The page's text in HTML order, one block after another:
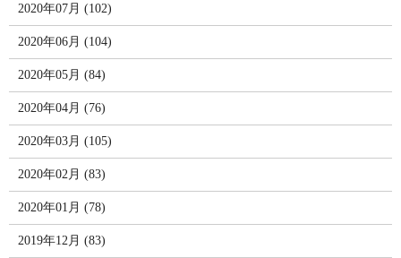
2020年07月 (102)
2020年06月 (104)
2020年05月 (84)
2020年04月 (76)
2020年03月 (105)
2020年02月 (83)
2020年01月 (78)
2019年12月 (83)